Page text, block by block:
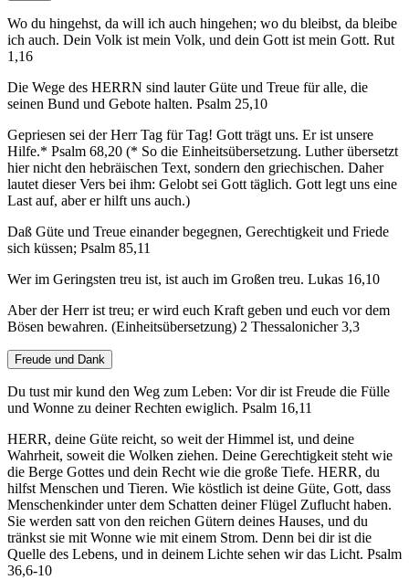
Wo du hingehst, da will ich auch hingehen; wo du bleibst, da bleibe
ich auch. Dein Volk ist mein Volk, und dein Gott ist mein Gott. Rut
1,16
Die Wege des HERRN sind lauter Güte und Treue für alle, die
seinen Bund und Gebote halten. Psalm 25,10
Gepriesen sei der Herr Tag für Tag! Gott trägt uns. Er ist unsere
Hilfe.* Psalm 68,20 (* So die Einheitsübersetzung. Luther übersetzt
hier nicht den hebräischen Text, sondern den griechischen. Daher
lautet dieser Vers bei ihm: Gelobt sei Gott täglich. Gott legt uns eine
Last auf, aber er hilft uns auch.)
Daß Güte und Treue einander begegnen, Gerechtigkeit und Friede
sich küssen; Psalm 85,11
Wer im Geringsten treu ist, ist auch im Großen treu. Lukas 16,10
Aber der Herr ist treu; er wird euch Kraft geben und euch vor dem
Bösen bewahren. (Einheitsübersetzung) 2 Thessalonicher 3,3
Freude und Dank
Du tust mir kund den Weg zum Leben: Vor dir ist Freude die Fülle
und Wonne zu deiner Rechten ewiglich. Psalm 16,11
HERR, deine Güte reicht, so weit der Himmel ist, und deine
Wahrheit, soweit die Wolken ziehen. Deine Gerechtigkeit steht wie
die Berge Gottes und dein Recht wie die große Tiefe. HERR, du
hilfst Menschen und Tieren. Wie köstlich ist deine Güte, Gott, dass
Menschenkinder unter dem Schatten deiner Flügel Zuflucht haben.
Sie werden satt von den reichen Gütern deines Hauses, und du
tränkst sie mit Wonne wie mit einem Strom. Denn bei dir ist die
Quelle des Lebens, und in deinem Lichte sehen wir das Licht. Psalm
36,6-10